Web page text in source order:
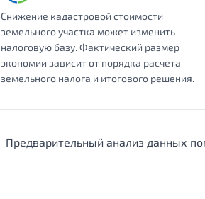
Снижение кадастровой стоимости
земельного участка может изменить
налоговую базу. Фактический размер
экономии зависит от порядка расчета
земельного налога и итогового решения.
Предварительный анализ данных